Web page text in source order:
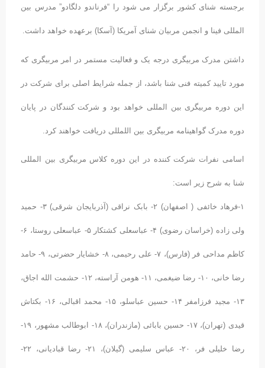
برجسته شنای کشور برگزار می شود را “فرناندو دلگادو” مدرس بین
المللی فینا و انجمن مربیان شنای آمریکا (آسکا) برعهده خواهد داشت.
داشتن مدرک مربیگری درجه یک و فعالیت مستمر در امر مربیگری که
مورد تایید کمیته فنی شنا باشد، از جمله شرایط اصلی برای شرکت در
این دوره مربیگری بین المللی خواهد بود و شرکت کنندگان در پایان
دوره مدرک گواهینامه مربیگری بین اللمللی دریافت خواهند کرد.
اسامی نفرات شرکت کننده در این دوره کلاس مربیگری بین المللی
شنا به شرح زیر است:
١-فرهاد خائفی ( اصفهان) ٢- بابک نراقی (آذربایجان شرقی) ٣- حمید
ولی زاده (خراسان رضوی) ۴- عباسعلی کشتکار ۵- عباسعلی روستا، ۶-
کاظم مداحی فر (فارس)، ٧- علی رحیمی، ٨- خشایار حضرتی، ٩- حامد
رضا خانی، ١۰- رضا ضیغمی، ١١- هومن آراسته، ١٢- حشمت الله اجاق،
١٣- مجید فرزامفر ١۴- حسین عباسلو، ١۵- محمد اقبالی، ١۶- بکتاش
قیدی (تهران)، ١٧- حسین بابائی (مازندران)، ١٨- ابوطالب مشهور، ١٩-
رضا خلیلی فر، ٢۰- عباس سلیمی (گیلان)، ٢١- رضا قبادیانی، ٢٢-